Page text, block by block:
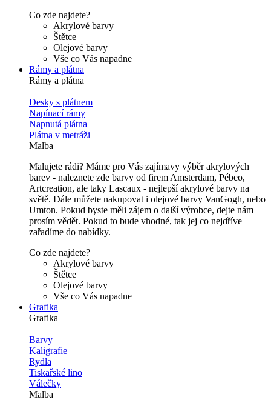
Co zde najdete?
Akrylové barvy
Štětce
Olejové barvy
Vše co Vás napadne
Rámy a plátna
Rámy a plátna
Desky s plátnem
Napínací rámy
Napnutá plátna
Plátna v metráži
Malba
Malujete rádi? Máme pro Vás zajímavy výběr akrylových
barev - naleznete zde barvy od firem Amsterdam, Pébeo,
Artcreation, ale taky Lascaux - nejlepší akrylové barvy na
světě. Dále můžete nakupovat i olejové barvy VanGogh, nebo
Umton. Pokud byste měli zájem o další výrobce, dejte nám
prosím vědět. Pokud to bude vhodné, tak jej co nejdříve
zařadíme do nabídky.
Co zde najdete?
Akrylové barvy
Štětce
Olejové barvy
Vše co Vás napadne
Grafika
Grafika
Barvy
Kaligrafie
Rydla
Tiskařské lino
Válečky
Malba